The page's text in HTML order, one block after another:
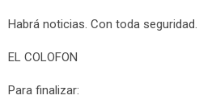
Habrá noticias. Con toda seguridad.
EL COLOFON
Para finalizar: